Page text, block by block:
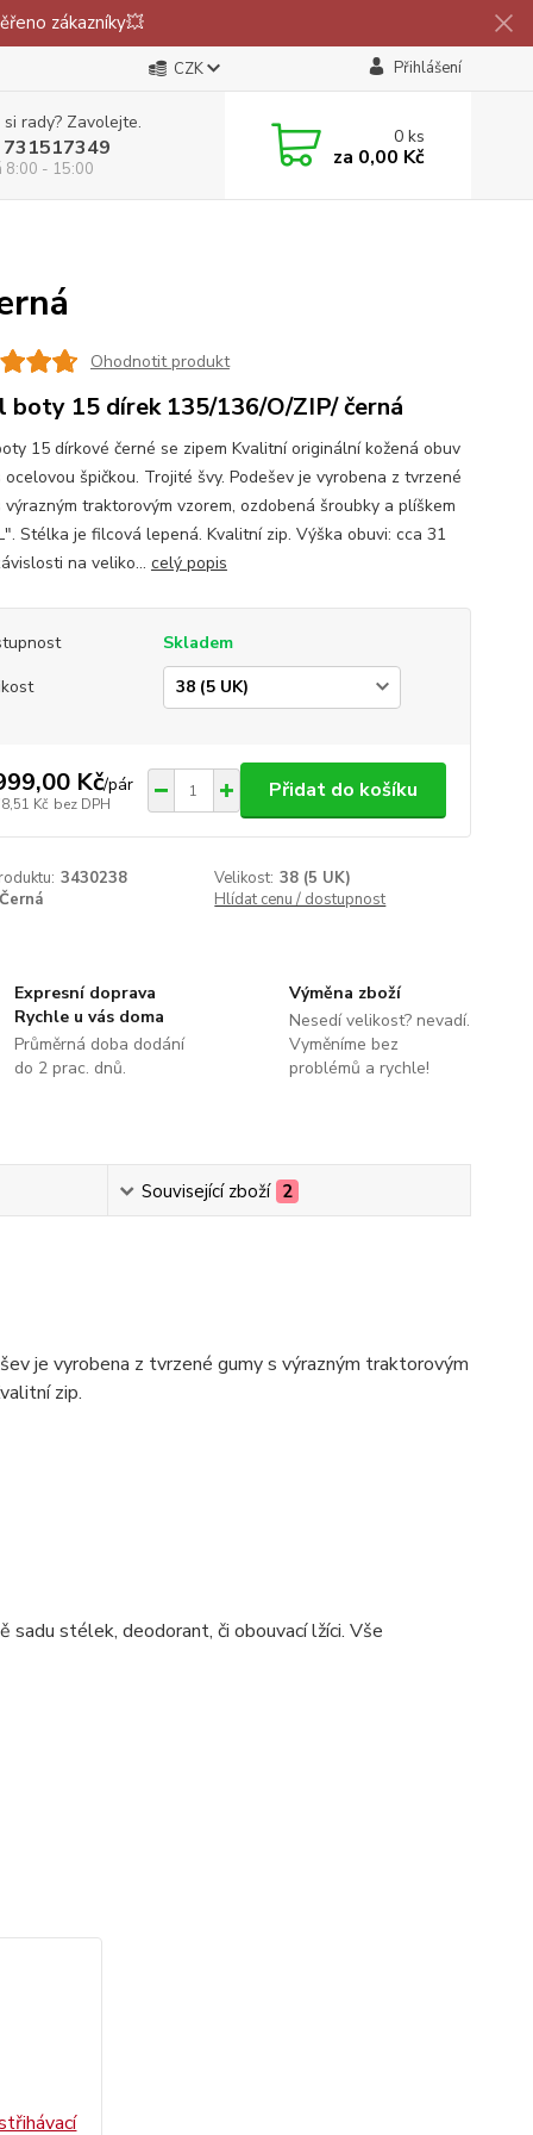
zákazníky💥
CZK Přihlášení
rady? Zavolejte.
8:00 - 15:00
0ks
za 0,00 Kč
Ohodnotit produkt
boty 15 dírek 135/136/O/ZIP/ černá
15 dírkové černé se zipem Kvalitní originální kožená obuv
špičkou. Trojité švy. Podešev je vyrobena z tvrzené
výrazným traktorovým vzorem, ozdobená šroubky a plíškem
Stélka je filcová lepená. Kvalitní zip. Výška obuvi: cca 31
na veliko... celý popis
Skladem
Kč/pár
Kč bez DPH
Přidat do košíku
3430238 Velikost: 38 (5 UK)
Černá Hlídat cenu / dostupnost
Expresní doprava
Rychle u vás doma
Průměrná doba dodání
do 2 prac. dnů.
Výměna zboží
Nesedí velikost? nevadí.
Vyměníme bez
problémů a rychle!
Související zboží 2
je vyrobena z tvrzené gumy s výrazným traktorovým
zip.
sadu stélek, deodorant, či obouvací lžíci. Vše